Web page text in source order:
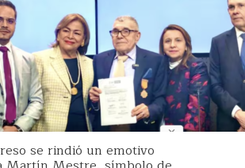
se rindió un emotivo